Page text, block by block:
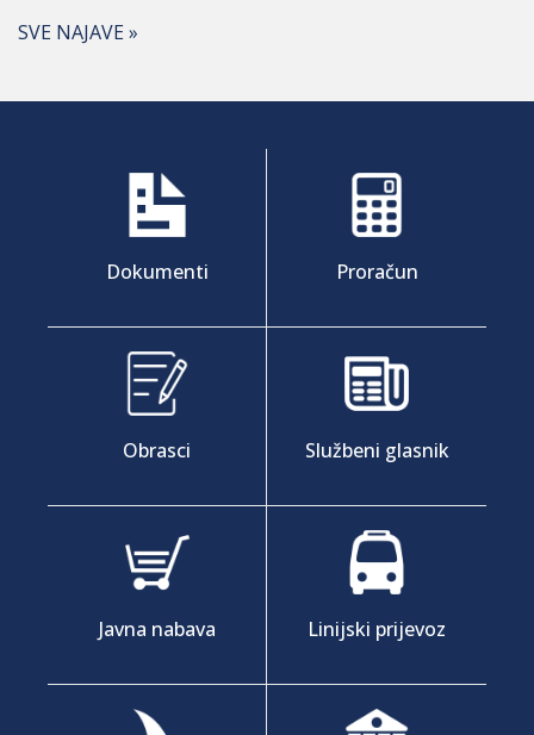
SVE NAJAVE »
Dokumenti Proračun
Obrasci Službeni glasnik
Javna nabava Linijski prijevoz